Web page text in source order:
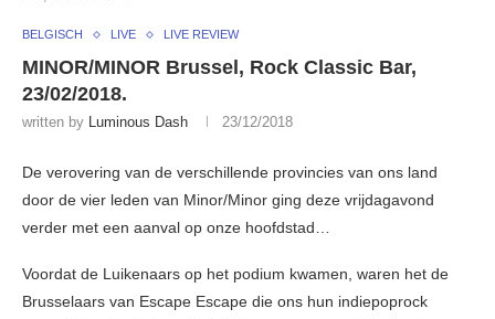
BELGISCH LIVE LIVE REVIEW
MINOR/MINOR Brussel, Rock Classic Bar,
23/02/2018.
written by Luminous Dash 23/12/2018
De verovering van de verschillende provincies van ons land
door de vier leden van Minor/Minor ging deze vrijdagavond
verder met een aanval op onze hoofdstad…
Voordat de Luikenaars op het podium kwamen, waren het de
Brusselaars van Escape Escape die ons hun indiepoprock